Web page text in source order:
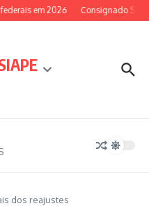
em 2026 Consignado
dos reajustes